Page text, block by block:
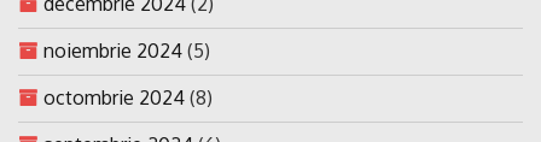
noiembrie 2024 (5)
octombrie 2024 (8)